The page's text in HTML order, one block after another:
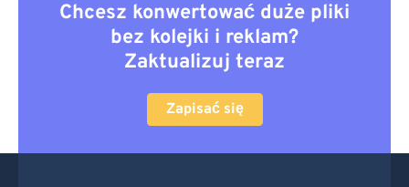
Chcesz konwertować duże pliki
bez kolejki i reklam?
Zaktualizuj teraz
Zapisać się